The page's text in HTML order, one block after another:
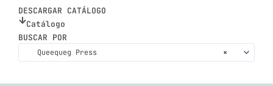
DESCARGAR CATÁLOGO
Catálogo
BUSCAR POR
×
Queequeg Press